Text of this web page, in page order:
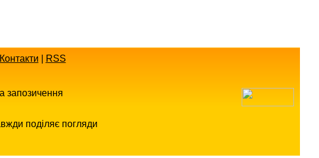
Контакти RSS
запозичення
поділяє погляди